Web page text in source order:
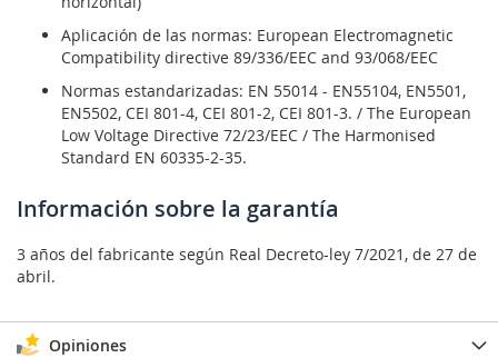
Aplicación de las normas: European Electromagnetic
Compatibility directive 89/336/EEC and 93/068/EEC
Normas estandarizadas: EN 55014 - EN55104, EN5501,
EN5502, CEI 801-4, CEI 801-2, CEI 801-3. / The European
Low Voltage Directive 72/23/EEC / The Harmonised
Standard EN 60335-2-35.
Información sobre la garantía
3 años del fabricante según Real Decreto-ley 7/2021, de 27 de
abril.
Opiniones